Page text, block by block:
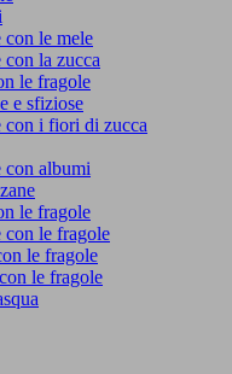
con le mele
con la zucca
le fragole
e sfiziose
con i fiori di zucca
con albumi
le fragole
con le fragole
le fragole
le fragole